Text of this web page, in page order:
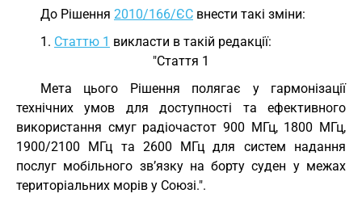
До Рішення 2010/166/ЄС внести такі зміни:
1. Статтю 1 викласти в такій редакції:
"Стаття 1
Мета цього Рішення полягає у гармонізації
технічних умов для доступності та ефективного
використання смуг радіочастот 900 МГц, 1800 МГц,
1900/2100 МГц та 2600 МГц для систем надання
послуг мобільного зв’язку на борту суден у межах
територіальних морів у Союзі.".